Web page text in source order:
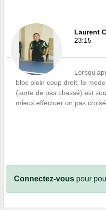
Laurent
23:15
bloc plein coup droit, le
(sorte de pas chassé) est
mieux effectuer un pas croisé
Connectez-vous pour